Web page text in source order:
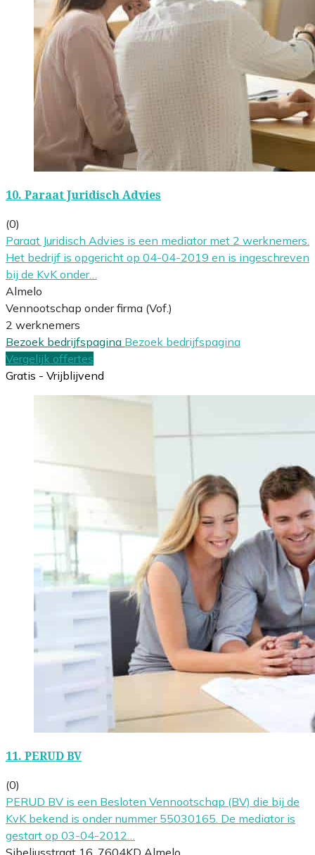
10. Paraat Juridisch Advies
(0)
Paraat Juridisch Advies is een mediator met 2 werknemers.
Het bedrijf is opgericht op 04-04-2019 en is ingeschreven
bij de KvK onder…
Almelo
Vennootschap onder firma (Vof.)
2 werknemers
Bezoek bedrijfspagina Bezoek bedrijfspagina
Vergelijk offertes
Gratis - Vrijblijvend
11. PERUD BV
(0)
PERUD BV is een Besloten Vennootschap (BV) die bij de
KvK bekend is onder nummer 55030165. De mediator is
gestart op 03-04-2012…
Sibeliusstraat 16, 7604KD Almelo